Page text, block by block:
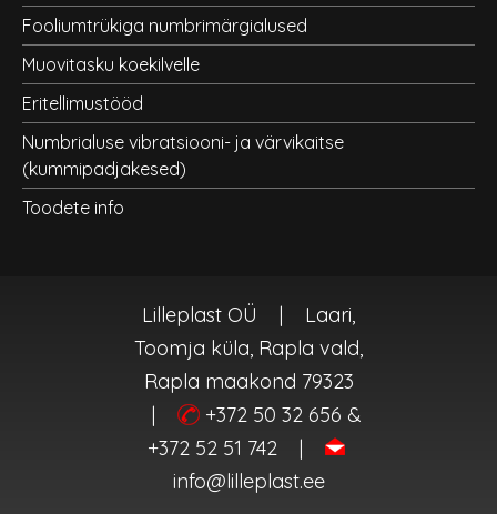
Fooliumtrükiga numbrimärgialused
Muovitasku koekilvelle
Eritellimustööd
Numbrialuse vibratsiooni- ja värvikaitse
(kummipadjakesed)
Toodete info
Lilleplast OÜ |
Laari,
Toomja küla, Rapla vald,
Rapla maakond 79323
|
+372 50 32 656 &
+372 52 51 742
|
info@lilleplast.ee